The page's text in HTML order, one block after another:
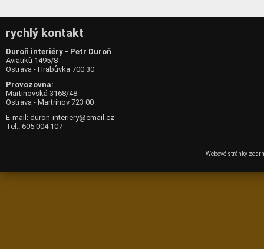
rychlý kontakt
Duroň interiéry - Petr Duroň
Aviatiků 1495/8
Ostrava - Hrabůvka 700 30
Provozovna:
Martinovská 3168/48
Ostrava - Martrinov 723 00
E-mail: duron-interiery@email.cz
Tel.: 605 004 107
Webové stránky